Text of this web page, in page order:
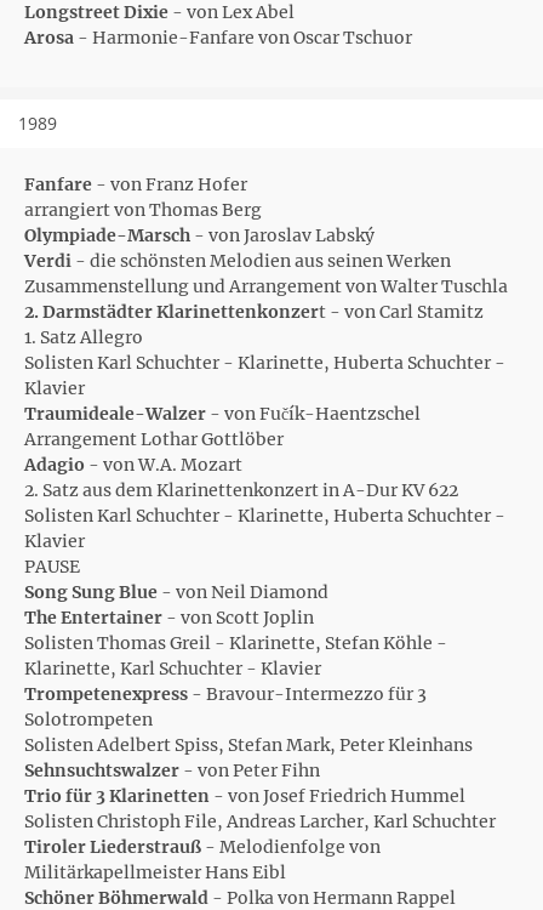
Longstreet Dixie - von Lex Abel
Arosa - Harmonie-Fanfare von Oscar Tschuor
1989
Fanfare - von Franz Hofer
arrangiert von Thomas Berg
Olympiade-Marsch - von Jaroslav Labský
Verdi - die schönsten Melodien aus seinen Werken
Zusammenstellung und Arrangement von Walter Tuschla
2. Darmstädter Klarinettenkonzert - von Carl Stamitz
1. Satz Allegro
Solisten Karl Schuchter - Klarinette, Huberta Schuchter -
Klavier
Traumideale-Walzer - von Fučík-Haentzschel
Arrangement Lothar Gottlöber
Adagio - von W.A. Mozart
2. Satz aus dem Klarinettenkonzert in A-Dur KV 622
Solisten Karl Schuchter - Klarinette, Huberta Schuchter -
Klavier
PAUSE
Song Sung Blue - von Neil Diamond
The Entertainer - von Scott Joplin
Solisten Thomas Greil - Klarinette, Stefan Köhle -
Klarinette, Karl Schuchter - Klavier
Trompetenexpress - Bravour-Intermezzo für 3
Solotrompeten
Solisten Adelbert Spiss, Stefan Mark, Peter Kleinhans
Sehnsuchtswalzer - von Peter Fihn
Trio für 3 Klarinetten - von Josef Friedrich Hummel
Solisten Christoph File, Andreas Larcher, Karl Schuchter
Tiroler Liederstrauß - Melodienfolge von
Militärkapellmeister Hans Eibl
Schöner Böhmerwald - Polka von Hermann Rappel